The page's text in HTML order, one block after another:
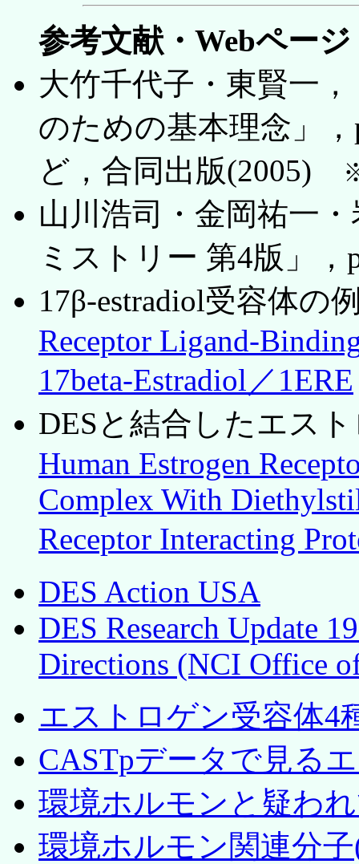
参考文献・Webページ
大竹千代子・東賢一
のための基本理念」，
ど，合同出版(2005)
山川浩司・金岡祐一
ミストリー 第4版」，
17β-estradiol受容体の
Receptor Ligand-
17beta-Estradiol／1ERE
DESと結合したエス
Human Estrogen
Complex With
Receptor Interacting
DES Action USA
DES Research Update
Directions (NCI Office
エストロゲン受容体4
CASTpデータで見る
環境ホルモンと疑わ
環境ホルモン関連分